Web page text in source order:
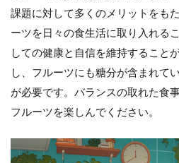
課題に対して多くのメリットをも
ーツを日々の食生活に取り入れる
しての健康と自信を維持すること
し、フルーツにも糖分が含まれて
が必要です。バランスの取れた食
フルーツを楽しんでください。